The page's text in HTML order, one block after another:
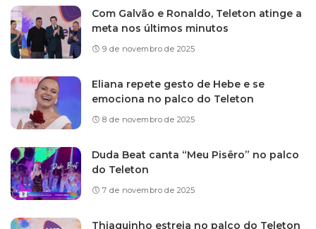
Com Galvão e Ronaldo, Teleton atinge a
meta nos últimos minutos
9 de novembro de 2025
Eliana repete gesto de Hebe e se
emociona no palco do Teleton
8 de novembro de 2025
Duda Beat canta “Meu Pisêro” no palco
do Teleton
7 de novembro de 2025
Thiaguinho estreia no palco do Teleton